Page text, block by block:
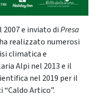
e inviato diPresa
realizzato numerosi
climatica e
Alpi nel 2013 e il
nel 2019 per il
Artico”.